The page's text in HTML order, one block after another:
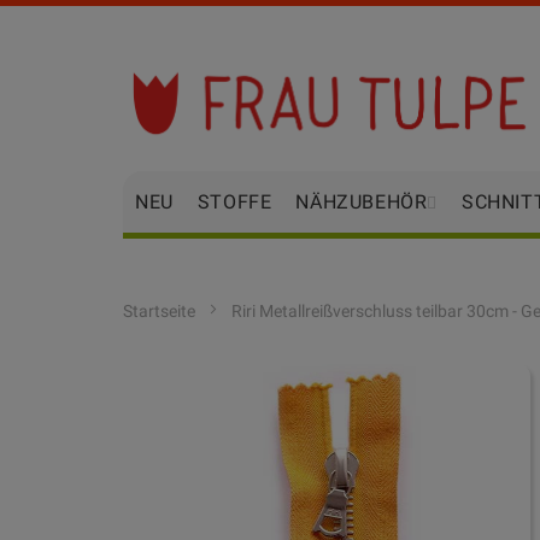
Inhalt
springen
NEU STOFFE NÄHZUBEHÖR
Startseite Riri Metallreißverschluss teilbar 30cm -